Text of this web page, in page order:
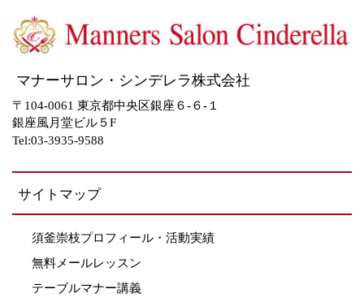
マナーサロン・シンデレラ株式会社
〒104-0061 東京都中央区銀座６-６-１
銀座風月堂ビル５F
Tel:03-3935-9588
サイトマップ
須釜崇枝プロフィール・活動実績
無料メールレッスン
テーブルマナー講義